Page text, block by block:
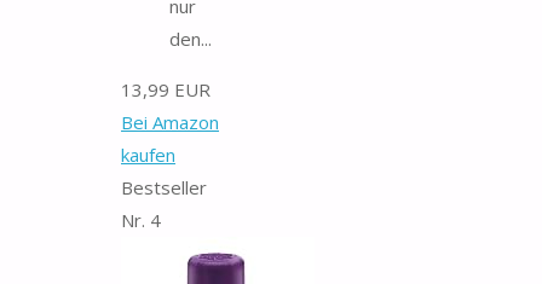
nur
den...
13,99 EUR
Bei Amazon
kaufen
Bestseller
Nr. 4